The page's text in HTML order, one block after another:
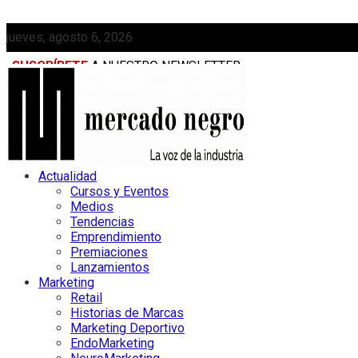
jueves, agosto 6, 2026
SUSCRÍBETE A NUESTRO NEWSLETTER
MEDIAKIT
Actualidad
Cursos y Eventos
Medios
Tendencias
Emprendimiento
Premiaciones
Lanzamientos
Marketing
Retail
Historias de Marcas
Marketing Deportivo
EndoMarketing